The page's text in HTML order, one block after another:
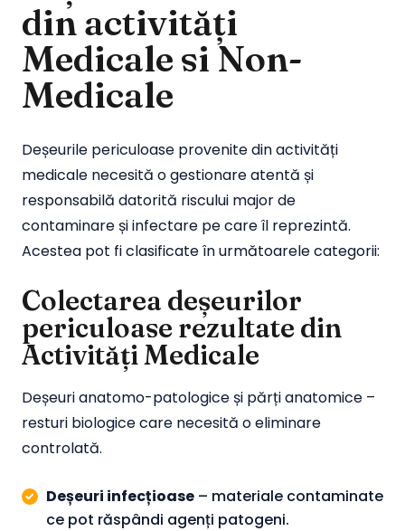
din activități
Medicale si Non-
Medicale
Deșeurile periculoase provenite din activități
medicale necesită o gestionare atentă și
responsabilă datorită riscului major de
contaminare și infectare pe care îl reprezintă.
Acestea pot fi clasificate în următoarele categorii:
Colectarea deșeurilor
periculoase rezultate din
Activități Medicale
Deșeuri anatomo-patologice și părți anatomice –
resturi biologice care necesită o eliminare
controlată.
Deșeuri infecțioase – materiale contaminate
ce pot răspândi agenți patogeni.